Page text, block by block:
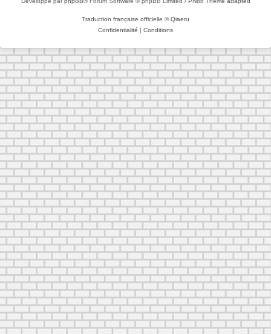
Traduction française officielle ©Qiaeru
Confidentialité | Conditions